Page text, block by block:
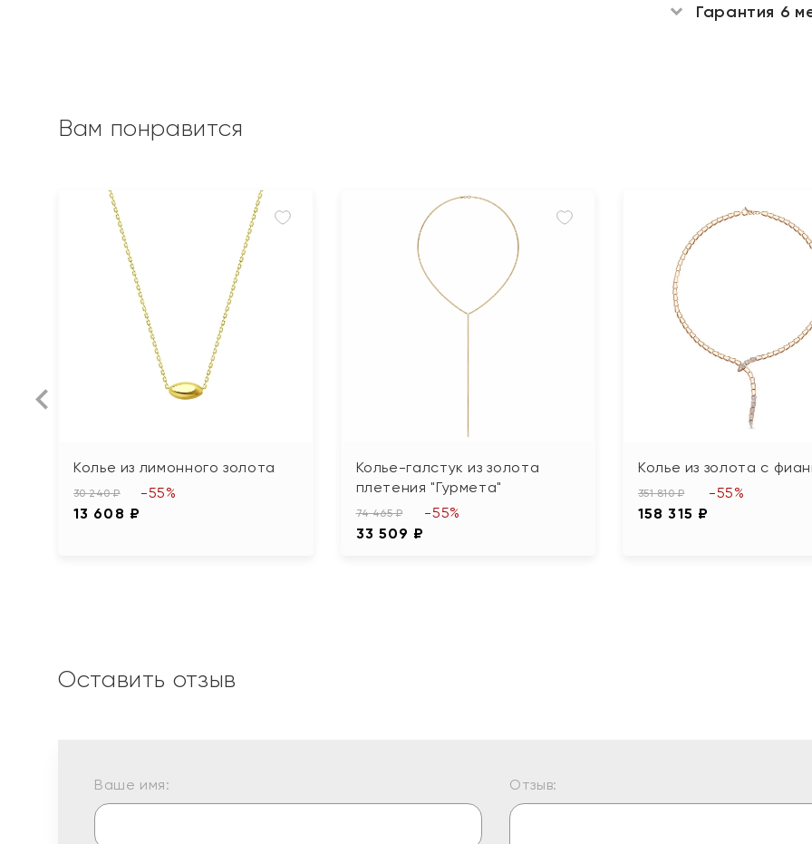
Гарантия 6
Вам понравится
Колье из лимонного золота
30 240 ₽
13 608 ₽
-55%
Колье-галстук из золота
плетения "Гурмета"
74 465 ₽
33 509 ₽
-55%
Колье из золота с
351 810 ₽
158 315 ₽
-55%
Оставить отзыв
Ваше имя: Отзыв: